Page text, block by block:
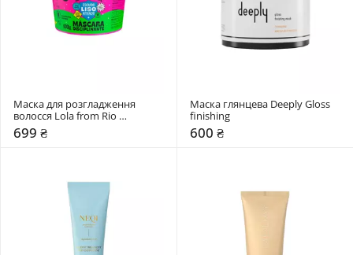
Маска для розгладження
волосся Lola from Rio
Xapadinha
699 ₴
Маска глянцева Deeply Gloss
finishing
600 ₴